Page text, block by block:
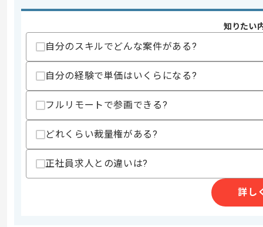
歓迎スキル
スキルに不安がある方へ
上記に似た経験やスキルをお持ちであれば申
精算基準時間
支払いサイト
15日
知りたい
自分のスキルでどんな案件がある?
自分の経験で単価はいくらになる?
フルリモートで参画できる?
どれくらい裁量権がある?
正社員求人との違いは?
詳し